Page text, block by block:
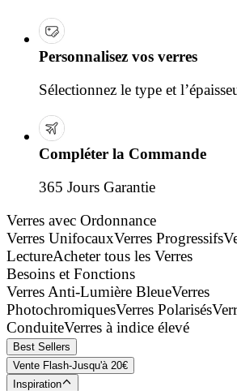
Personnalisez vos verres
Sélectionnez le type et
Compléter la Commande
365 Jours Garantie
Verres avec Ordonnance
Verres UnifocauxVerres Progressifs
LectureAcheter tous les Verres
Besoins et Fonctions
Verres Anti-Lumière BleueVerres
PhotochromiquesVerres Polarisés
ConduiteVerres à indice élevé
Best Sellers
Vente Flash-Jusqu'à 20€
Inspiration